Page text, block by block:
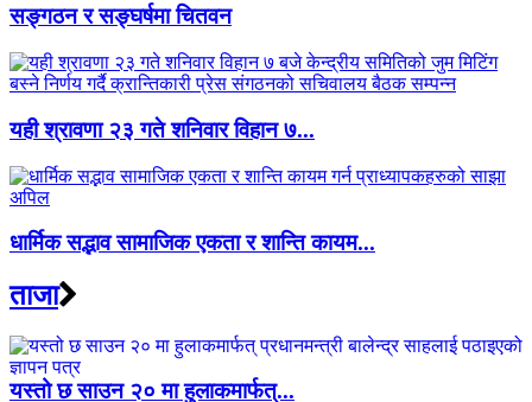
सङ्गठन र सङ्घर्षमा चितवन
यही श्रावणा २३ गते शनिवार विहान ७...
धार्मिक सद्भाव सामाजिक एकता र शान्ति कायम...
ताजा
यस्तो छ साउन २० मा हुलाकमार्फत्...